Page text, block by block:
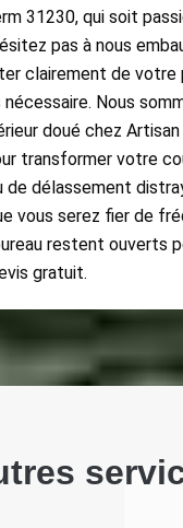
31230, qui soit
pas à nous
clairement de votre
Nous
doué chez Artisan
transformer votre
de délassement
vous serez fier de
restent ouverts
gratuit.